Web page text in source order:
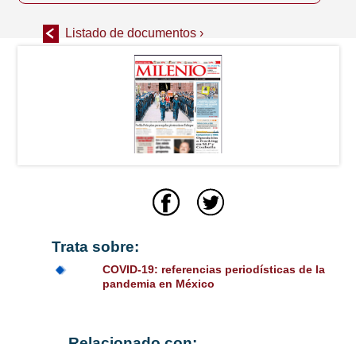
Listado de documentos ›
Trata sobre:
COVID-19: referencias periodísticas de la
pandemia en México